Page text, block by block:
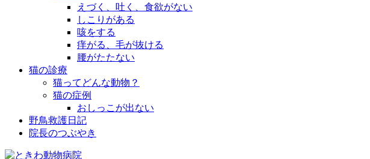
えづく、吐く、食欲がない
しこりがある
咳をする
痒がる、毛が抜ける
腰がたたない
猫の診療
猫ってどんな動物？
猫の症例
おしっこが出ない
野鳥救護日記
院長のつぶやき